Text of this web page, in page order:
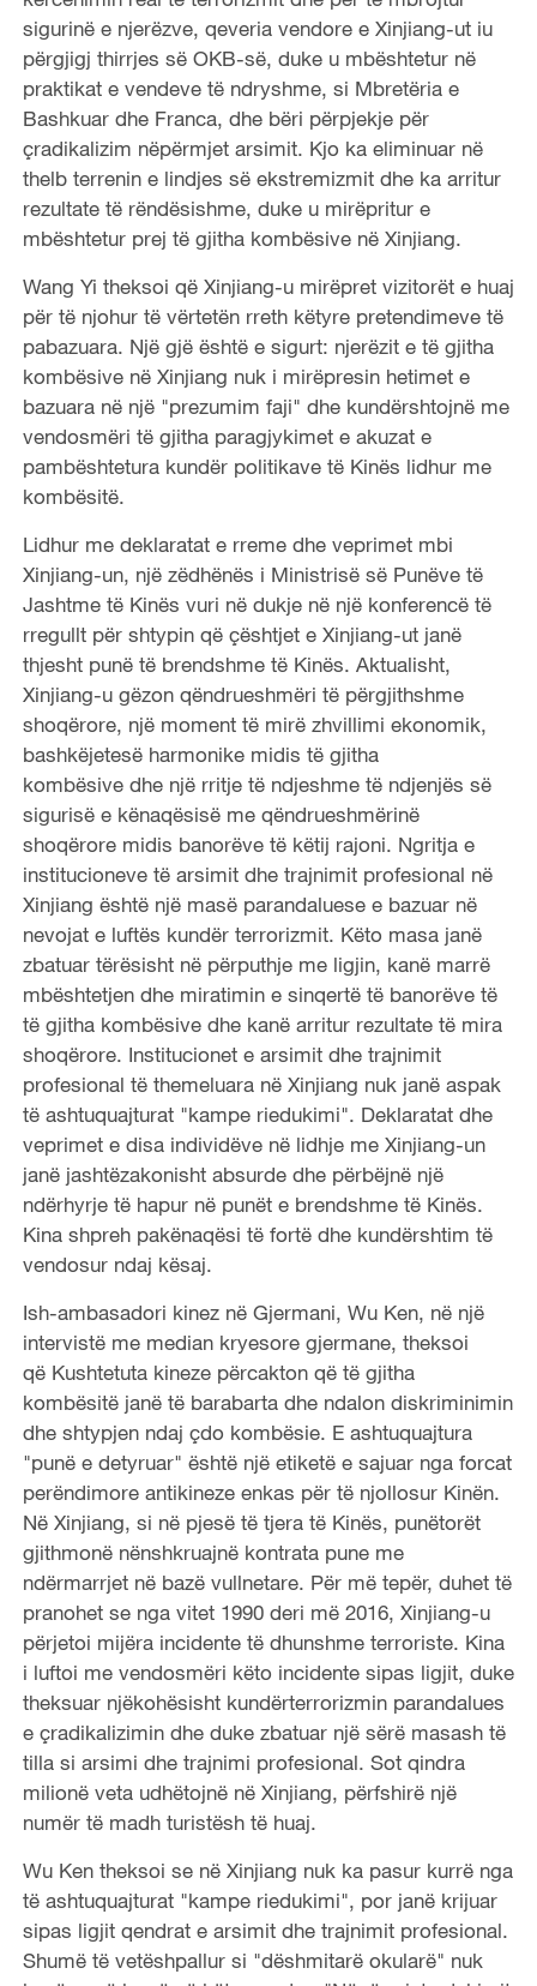
sigurinë e njerëzve, qeveria vendore e Xinjiang-ut iu
përgjigj thirrjes së OKB-së, duke u mbështetur në
praktikat e vendeve të ndryshme, si Mbretëria e
Bashkuar dhe Franca, dhe bëri përpjekje për
çradikalizim nëpërmjet arsimit. Kjo ka eliminuar në
thelb terrenin e lindjes së ekstremizmit dhe ka arritur
rezultate të rëndësishme, duke u mirëpritur e
mbështetur prej të gjitha kombësive në Xinjiang.
Wang Yi theksoi që Xinjiang-u mirëpret vizitorët e huaj
për të njohur të vërtetën rreth këtyre pretendimeve të
pabazuara. Një gjë është e sigurt: njerëzit e të gjitha
kombësive në Xinjiang nuk i mirëpresin hetimet e
bazuara në një "prezumim faji" dhe kundërshtojnë me
vendosmëri të gjitha paragjykimet e akuzat e
pambështetura kundër politikave të Kinës lidhur me
kombësitë.
Lidhur me deklaratat e rreme dhe veprimet mbi
Xinjiang-un, një zëdhënës i Ministrisë së Punëve të
Jashtme të Kinës vuri në dukje në një konferencë të
rregullt për shtypin që çështjet e Xinjiang-ut janë
thjesht punë të brendshme të Kinës. Aktualisht,
Xinjiang-u gëzon qëndrueshmëri të përgjithshme
shoqërore, një moment të mirë zhvillimi ekonomik,
bashkëjetesë harmonike midis të gjitha
kombësive dhe një rritje të ndjeshme të ndjenjës së
sigurisë e kënaqësisë me qëndrueshmërinë
shoqërore midis banorëve të këtij rajoni. Ngritja e
institucioneve të arsimit dhe trajnimit profesional në
Xinjiang është një masë parandaluese e bazuar në
nevojat e luftës kundër terrorizmit. Këto masa janë
zbatuar tërësisht në përputhje me ligjin, kanë marrë
mbështetjen dhe miratimin e sinqertë të banorëve të
të gjitha kombësive dhe kanë arritur rezultate të mira
shoqërore. Institucionet e arsimit dhe trajnimit
profesional të themeluara në Xinjiang nuk janë aspak
të ashtuquajturat "kampe riedukimi". Deklaratat dhe
veprimet e disa individëve në lidhje me Xinjiang-un
janë jashtëzakonisht absurde dhe përbëjnë një
ndërhyrje të hapur në punët e brendshme të Kinës.
Kina shpreh pakënaqësi të fortë dhe kundërshtim të
vendosur ndaj kësaj.
Ish-ambasadori kinez në Gjermani, Wu Ken, në një
intervistë me median kryesore gjermane, theksoi
që Kushtetuta kineze përcakton që të gjitha
kombësitë janë të barabarta dhe ndalon diskriminimin
dhe shtypjen ndaj çdo kombësie. E ashtuquajtura
"punë e detyruar" është një etiketë e sajuar nga forcat
perëndimore antikineze enkas për të njollosur Kinën.
Në Xinjiang, si në pjesë të tjera të Kinës, punëtorët
gjithmonë nënshkruajnë kontrata pune me
ndërmarrjet në bazë vullnetare. Për më tepër, duhet të
pranohet se nga vitet 1990 deri më 2016, Xinjiang-u
përjetoi mijëra incidente të dhunshme terroriste. Kina
i luftoi me vendosmëri këto incidente sipas ligjit, duke
theksuar njëkohësisht kundërterrorizmin parandalues ​​
e çradikalizimin dhe duke zbatuar një sërë masash të
tilla si arsimi dhe trajnimi profesional. Sot qindra
milionë veta udhëtojnë në Xinjiang, përfshirë një
numër të madh turistësh të huaj.
Wu Ken theksoi se në Xinjiang nuk ka pasur kurrë nga
të ashtuquajturat "kampe riedukimi", por janë krijuar
sipas ligjit qendrat e arsimit dhe trajnimit profesional.
Shumë të vetëshpallur si "dëshmitarë okularë" nuk